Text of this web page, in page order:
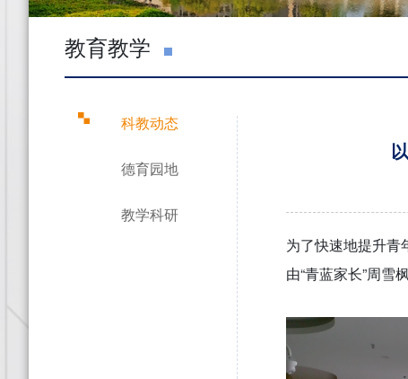
教育教学
科教动态
德育园地
教学科研
为了快速地提升青
由“青蓝家长”周雪